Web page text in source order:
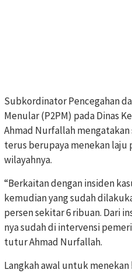
Subkordinator Pencegahan
Menular (P2PM) pada Dinas
Ahmad Nurfallah
terus berupaya menekan laju
wilayahnya.
“Berkaitan dengan insiden
kemudian yang sudah
persen sekitar 6 ribuan. Dari
nya sudah di intervensi
tutur Ahmad Nurfallah.
Langkah awal untuk